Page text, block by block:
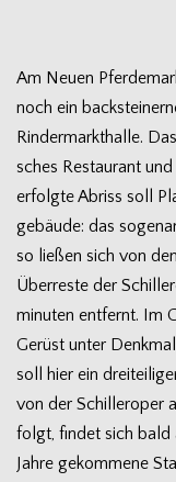
Am Neuen
noch ein
Rin­der­markt­halle.
sches Restau­rant
erfolgte Abriss soll
ge­bäude: das
so lie­ßen sich von
Über­reste der
mi­nu­ten ent­fernt. Im
Gerüst unter
soll hier ein
von der Schil­ler­oper
folgt, fin­det sich bald
Jahre gekom­mene